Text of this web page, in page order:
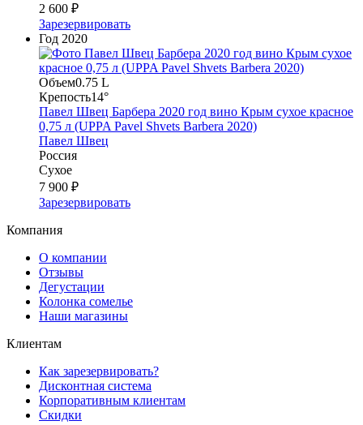
2 600 ₽
Зарезервировать
Год 2020
Объем0.75 L
Крепость14°
Павел Швец Барбера 2020 год вино Крым сухое красное
0,75 л (UPPA Pavel Shvets Barbera 2020)
Павел Швец
Россия
Сухое
7 900 ₽
Зарезервировать
Компания
О компании
Отзывы
Дегустации
Колонка сомелье
Наши магазины
Клиентам
Как зарезервировать?
Дисконтная система
Корпоративным клиентам
Скидки